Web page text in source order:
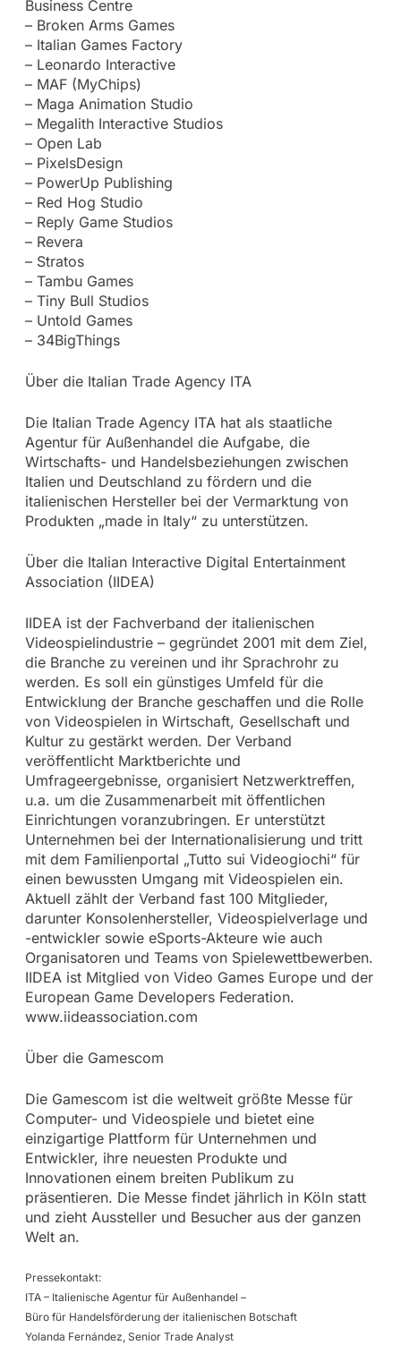
Business Centre
– Broken Arms Games
– Italian Games Factory
– Leonardo Interactive
– MAF (MyChips)
– Maga Animation Studio
– Megalith Interactive Studios
– Open Lab
– PixelsDesign
– PowerUp Publishing
– Red Hog Studio
– Reply Game Studios
– Revera
– Stratos
– Tambu Games
– Tiny Bull Studios
– Untold Games
– 34BigThings
Über die Italian Trade Agency ITA
Die Italian Trade Agency ITA hat als staatliche
Agentur für Außenhandel die Aufgabe, die
Wirtschafts- und Handelsbeziehungen zwischen
Italien und Deutschland zu fördern und die
italienischen Hersteller bei der Vermarktung von
Produkten „made in Italy“ zu unterstützen.
Über die Italian Interactive Digital Entertainment
Association (IIDEA)
IIDEA ist der Fachverband der italienischen
Videospielindustrie – gegründet 2001 mit dem Ziel,
die Branche zu vereinen und ihr Sprachrohr zu
werden. Es soll ein günstiges Umfeld für die
Entwicklung der Branche geschaffen und die Rolle
von Videospielen in Wirtschaft, Gesellschaft und
Kultur zu gestärkt werden. Der Verband
veröffentlicht Marktberichte und
Umfrageergebnisse, organisiert Netzwerktreffen,
u.a. um die Zusammenarbeit mit öffentlichen
Einrichtungen voranzubringen. Er unterstützt
Unternehmen bei der Internationalisierung und tritt
mit dem Familienportal „Tutto sui Videogiochi“ für
einen bewussten Umgang mit Videospielen ein.
Aktuell zählt der Verband fast 100 Mitglieder,
darunter Konsolenhersteller, Videospielverlage und
-entwickler sowie eSports-Akteure wie auch
Organisatoren und Teams von Spielewettbewerben.
IIDEA ist Mitglied von Video Games Europe und der
European Game Developers Federation.
www.iideassociation.com
Über die Gamescom
Die Gamescom ist die weltweit größte Messe für
Computer- und Videospiele und bietet eine
einzigartige Plattform für Unternehmen und
Entwickler, ihre neuesten Produkte und
Innovationen einem breiten Publikum zu
präsentieren. Die Messe findet jährlich in Köln statt
und zieht Aussteller und Besucher aus der ganzen
Welt an.
Pressekontakt:
ITA – Italienische Agentur für Außenhandel –
Büro für Handelsförderung der italienischen Botschaft
Yolanda Fernández, Senior Trade Analyst